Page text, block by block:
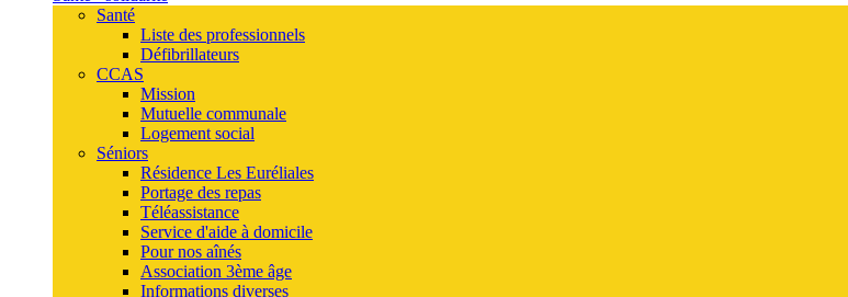
Santé
Liste des professionnels
Défibrillateurs
CCAS
Mission
Mutuelle communale
Logement social
Séniors
Résidence Les Euréliales
Portage des repas
Téléassistance
Service d'aide à domicile
Pour nos aînés
Association 3ème âge
Informations diverses